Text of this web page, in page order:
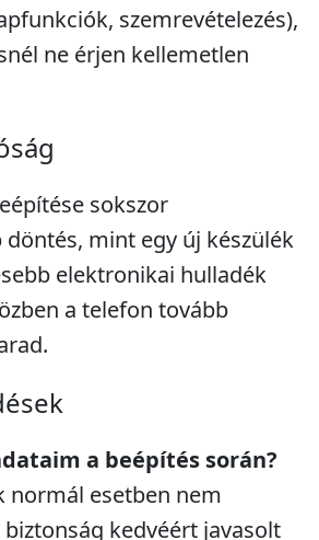
szemrevételezés),
ne érjen kellemetlen
sokszor
mint egy új készülék
elektronikai hulladék
a telefon tovább
a beépítés során?
normál esetben nem
kedvéért javasolt